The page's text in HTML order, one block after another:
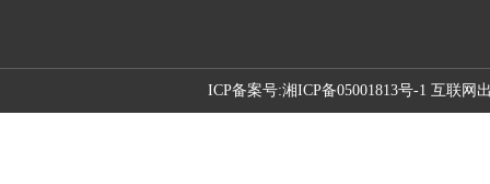
ICP备案号:湘ICP备05001813号-1 互联网